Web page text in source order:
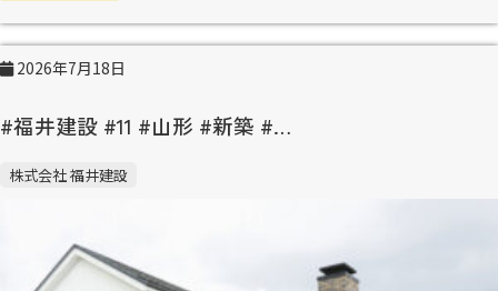
2026年7月18日
#福井建設 #11 #山形 #新築 #…
株式会社 福井建設